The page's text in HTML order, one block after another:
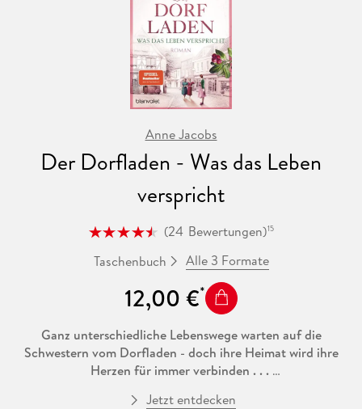
Anne Jacobs
Der Dorfladen - Was das Leben
verspricht
(24 Bewertungen)15
Taschenbuch Alle 3 Formate
12,00 €
Ganz unterschiedliche Lebenswege warten auf die
Schwestern vom Dorfladen - doch ihre Heimat wird ihre
Herzen für immer verbinden . . .
Jetzt entdecken